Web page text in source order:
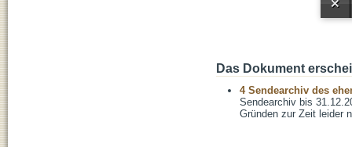
Das Dokument
4 Sendearchiv des
Sendearchiv bis
Gründen zur Zeit leider